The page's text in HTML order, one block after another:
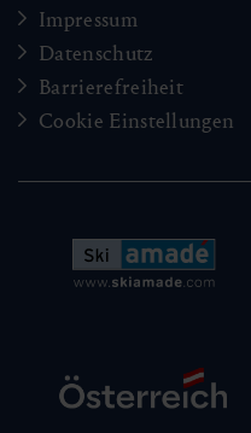
Impressum
Datenschutz
Barrierefreiheit
Cookie Einstellungen